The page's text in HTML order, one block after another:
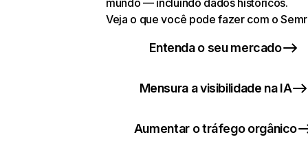
mundo — incluindo dados históricos.
Veja o que você pode fazer com o
Entenda o seu mercado
Mensura a visibilidade na IA
Aumentar o tráfego orgânico